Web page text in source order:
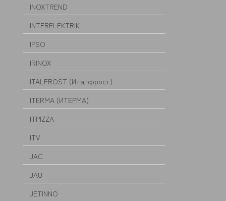
INOXTREND
INTERELEKTRIK
IPSO
IRINOX
ITALFROST (Италфрост)
ITERMA (ИТЕРМА)
ITPIZZA
ITV
JAC
JAU
JETINNO